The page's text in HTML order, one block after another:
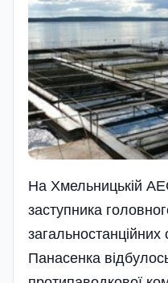
На Хмельницькій
заступника
загальностанці­йних
Панасенка